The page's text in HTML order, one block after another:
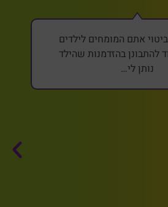
אתם המומחים לילדים
להתבונן בהזדמנות שהילד
נותן לי…